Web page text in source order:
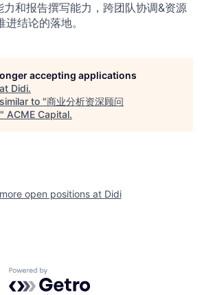
力和报告撰写能力，跨团队协调&资源
结论的落地。
accepting applications
Didi.
to "商业分析资深顾问
" ACME Capital.
open positions at Didi
Powered by Getro.com